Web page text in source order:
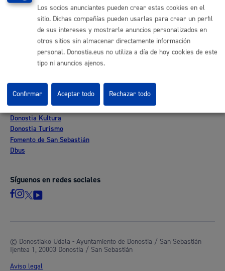
Ofertas de empleo
Perfil del contratante
Sede electrónica
Mapas - GeoDonostia
Sala de prensa
Mapa web
Otras páginas web corporativas
Donostia Kirola
Donostia Kultura
Donostia Turismo
Fomento de San Sebastián
Dbus
Síguenos en redes sociales
© Donostiako Udala - Ayuntamiento de Donostia / San Sebastián
Ijentea 1, 20003 Donostia / San Sebastián
Aviso legal
Los socios anunciantes pueden crear estas cookies en el
sitio. Dichas compañías pueden usarlas para crear un perfil
de sus intereses y mostrarle anuncios personalizados en
otros sitios sin almacenar directamente información
personal. Donostia.eus no utiliza a día de hoy cookies de este
tipo ni anuncios ajenos.
Rechazar todo
Confirmar Aceptar todo